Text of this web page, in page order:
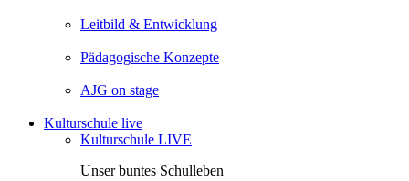
Leitbild & Entwicklung
Pädagogische Konzepte
AJG on stage
Kulturschule live
Kulturschule LIVE
Unser buntes Schulleben